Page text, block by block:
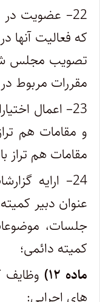
22– عضویت در
که فعالیت آنها
تصویب مجلس
مقررات مربوط
23– اعمال
و مقامات هم
مقامات هم تراز
24– ارایه
عنوان دبیر
جلسات،
کمیته دائمی؛
ماده ۱۲)
وظایف
های اجرایی: